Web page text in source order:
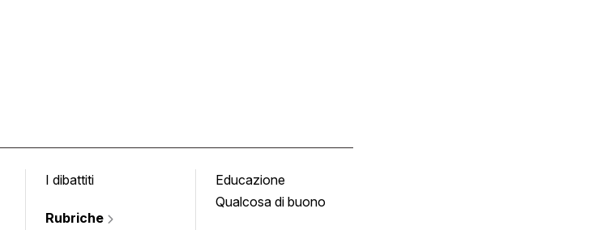
I dibattiti
Rubriche
Educazione
Qualcosa di buono